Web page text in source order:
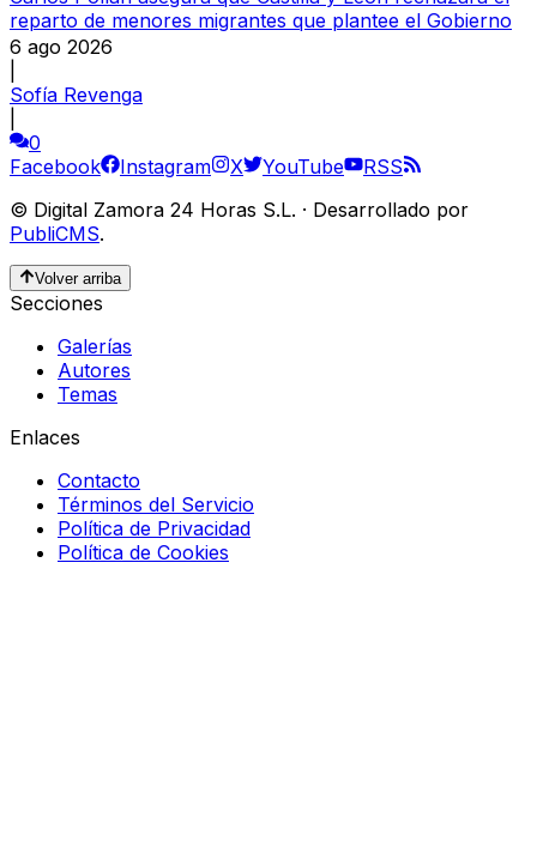
reparto de menores migrantes que plantee el Gobierno
6 ago 2026
Sofía Revenga
0
Facebook
Instagram X YouTube
RSS
© Digital Zamora 24 Horas S.L. · Desarrollado por
PubliCMS.
Volver arriba
Secciones
Galerías
Autores
Temas
Enlaces
Contacto
Términos del Servicio
Política de Privacidad
Política de Cookies